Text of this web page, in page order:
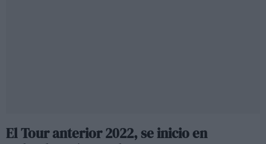
El Tour anterior 2022, se inicio en